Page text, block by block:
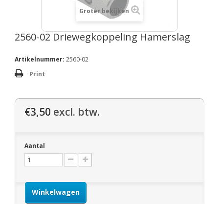
Groter bekijken
2560-02 Driewegkoppeling Hamerslag
Artikelnummer: 2560-02
Print
€3,50 excl. btw.
Aantal
Winkelwagen